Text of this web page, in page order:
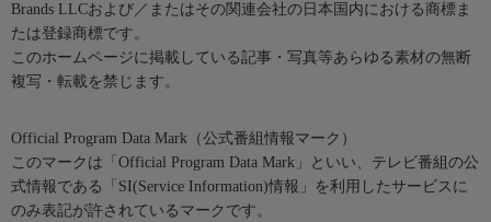
Brands LLCおよび／またはその関連会社の日本国内における商標ま
たは登録商標です。
このホームページに掲載している記事・写真等あらゆる素材の無断
複写・転載を禁じます。
Official Program Data Mark（公式番組情報マーク）
このマークは「Official Program Data Mark」といい、テレビ番組の公
式情報である「SI(Service Information)情報」を利用したサービスに
のみ表記が許されているマークです。